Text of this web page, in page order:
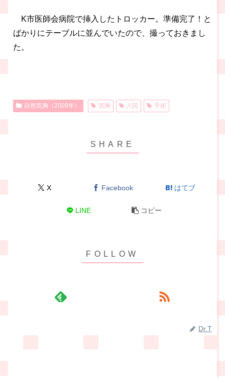
K市医師会病院で挿入したトロッカー。準備完了！と
ばかりにテーブルに並んでいたので、撮っておきまし
た。
自然気胸（2009年） 気胸 入院 手術
X Facebook はてブ
LINE コピー
Dr.T